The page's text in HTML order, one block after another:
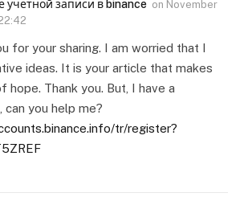
учетной записи в binance on November
for your sharing. I am worried that I
ideas. It is your article that makes
hope. Thank you. But, I have a
can you help me?
tr/register?